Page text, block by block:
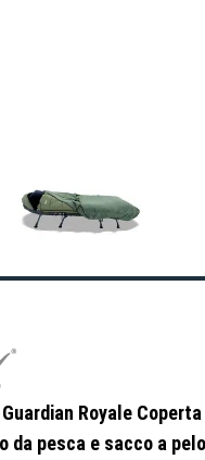
Royale
da pesca e sacco a